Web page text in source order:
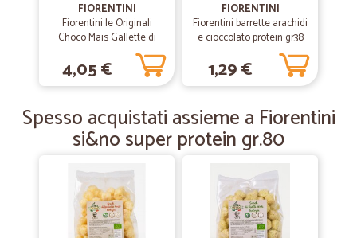
20/02/2020
—Armanda V.
prodotti ottimi arrivati velocemente.
14/09/2019
—Serenella C.
Prezzi ottimi il pacco era ben…
Prezzi ottimi il pacco era ben confezionato arrivato in 2 giorni è bello
e coveniente acquistare da Cicalia consiglio
FIORENTINI
Fiorentini le Originali
Choco Mais Gallette di
Mais con Cioccolato
Fondente 100 gr.
4,05 €
FIORENTINI
Fiorentini barrette arachidi
e cioccolato protein gr38
1,29 €
Spesso acquistati assieme a Fiorentini
si&no super protein gr.80